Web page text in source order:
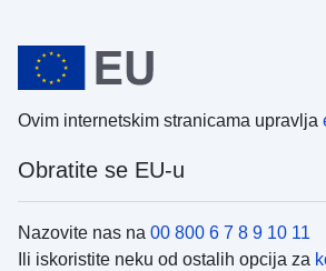
Ovim internetskim stranicama upravlja
Obratite se EU-u
Nazovite nas na 00 800 6 7 8 9 10 11
Ili iskoristite neku od ostalih opcija za